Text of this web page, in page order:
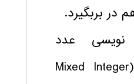
در بربگیرد.
نویسی عدد
صحیح ترکیبی (Mixed Integer